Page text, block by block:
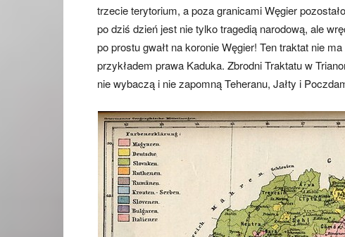
trzecie terytorium, a poza granicami Węgier
po dziś dzień jest nie tylko tragedią narodową, ale
po prostu gwałt na koronie Węgier! Ten traktat nie
przykładem prawa Kaduka. Zbrodni Traktatu w
nie wybaczą i nie zapomną Teheranu, Jałty i